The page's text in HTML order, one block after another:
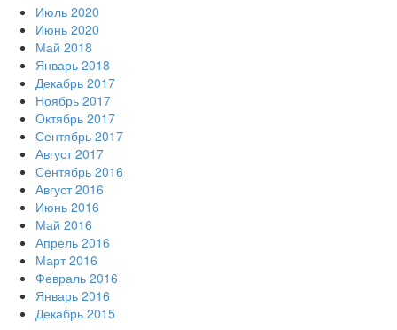
Июль 2020
Июнь 2020
Май 2018
Январь 2018
Декабрь 2017
Ноябрь 2017
Октябрь 2017
Сентябрь 2017
Август 2017
Сентябрь 2016
Август 2016
Июнь 2016
Май 2016
Апрель 2016
Март 2016
Февраль 2016
Январь 2016
Декабрь 2015